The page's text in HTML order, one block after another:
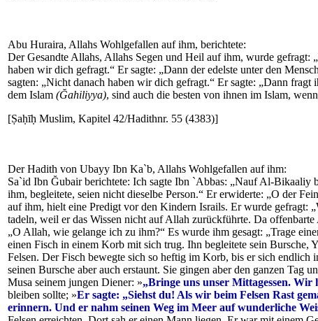
Abu Huraira, Allahs Wohlgefallen auf ihm, berichtete:
Der Gesandte Allahs, Allahs Segen und Heil auf ihm, wurde gefragt:
haben wir dich gefragt.“ Er sagte: „Dann der edelste unter den
sagten: „Nicht danach haben wir dich gefragt.“ Er sagte: „Dann
dem Islam (Ğahiliyya), sind auch die besten von ihnen im Islam,
[Ṣaḥīḥ Muslim, Kapitel 42/Hadithnr. 55 (4383)]
Der Hadith von Ubayy Ibn Ka`b, Allahs Wohlgefallen auf ihm:
Sa`id Ibn Ğubair berichtete: Ich sagte Ibn `Abbas: „Nauf Al-Bikaaliy
ihm, begleitete, seien nicht dieselbe Person.“ Er erwiderte: „O der
auf ihm, hielt eine Predigt vor den Kindern Israils. Er wurde gefragt:
tadeln, weil er das Wissen nicht auf Allah zurückführte. Da
„O Allah, wie gelange ich zu ihm?“ Es wurde ihm gesagt: „Trage
einen Fisch in einem Korb mit sich trug. Ihn begleitete sein Bursche,
Felsen. Der Fisch bewegte sich so heftig im Korb, bis er sich endlich
seinen Bursche aber auch erstaunt. Sie gingen aber den ganzen Tag
Musa seinem jungen Diener: »„Bringe uns unser Mittagessen. Wir
bleiben sollte; »Er sagte: „Siehst du! Als wir beim Felsen Rast
erinnern. Und er nahm seinen Weg im Meer auf wunderliche